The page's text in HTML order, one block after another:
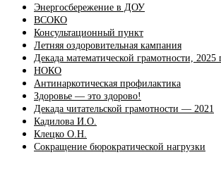
Энергосбережение в ДОУ
ВСОКО
Консультационный пункт
Летняя оздоровительная кампания
Декада математической грамотности, 2025
НОКО
Антинаркотическая профилактика
Здоровье — это здорово!
Декада читательской грамотности — 2021
Кадилова И.О.
Клецко О.Н.
Сокращение бюрократической нагрузки